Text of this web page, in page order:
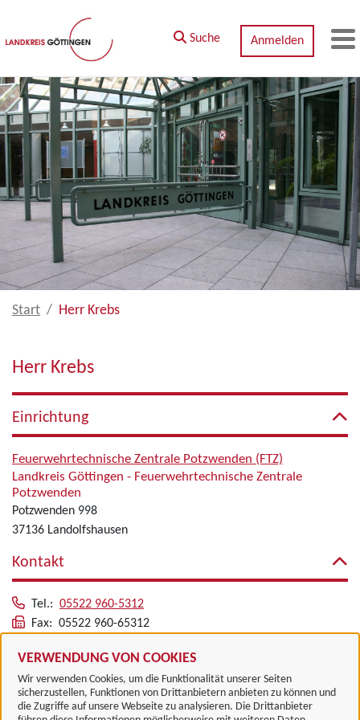
Zum Hauptinhalt springen
VERWENDUNG VON COOKIES
Wir verwenden Cookies, um die Funktionalität unserer Seiten
sicherzustellen, Funktionen von Drittanbietern anbieten zu können und
die Zugriffe auf unsere Webseite zu analysieren. Die Drittanbieter
Suche Anmelden
Start Herr Krebs
Herr Krebs
Einrichtung
Feuerwehrtechnische Zentrale Potzwenden (FTZ)
Landkreis Göttingen - Feuerwehrtechnische Zentrale
Potzwenden
Potzwenden 998
37136 Landolfshausen
Kontakt
Tel.: 05522 960-5312
Fax: 05522 960-65312
Alle zugeordneten Einrichtungen